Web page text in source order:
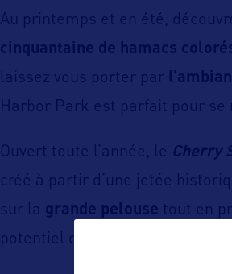
Au printemps et en été,
cinquantaine de hamacs
laissez vous porter par
Harbor Park est parfait pour se
Ouvert toute l’année, le Cherry
créé à partir d’une jetée
sur la grande pelouse tout en
potentiel créatif, historique et